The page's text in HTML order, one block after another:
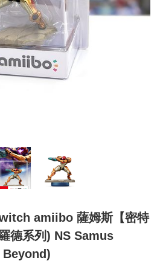
amiibo 薩姆斯【密特
德系列) NS Samus